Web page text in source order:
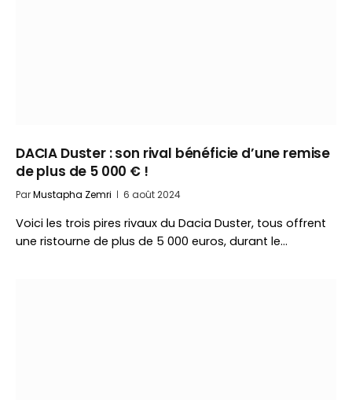
DACIA Duster : son rival bénéficie d’une remise
de plus de 5 000 € !
ParMustapha Zemri 6 août 2024
Voici les trois pires rivaux du Dacia Duster, tous offrent
une ristourne de plus de 5 000 euros, durant le…